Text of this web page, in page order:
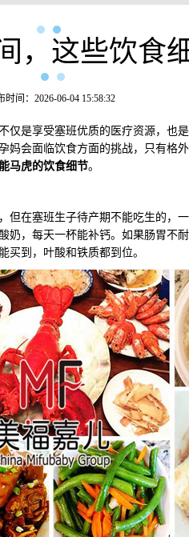
，这些饮食
时间：2026-06-04 15:58:32
是享受塞班优质的医疗资源，也
妈会面临饮食方面的挑战，只有格
马虎的饮食细节。
在塞班生子待产期不能吃生的，
，每天一杯能补钙。如果肠胃不
买到，叶酸和铁质都到位。